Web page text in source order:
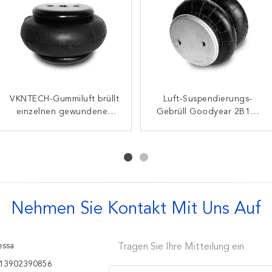
VKNTECH-Gummiluft brüllt
einzelnen gewundenen
Luft-Suspendierungs-
Gebrüll Goodyear 2B12-
Doppelt-gewundene
Luftsäcke des Firestone-
Gas füllte dreifache
gewundene Luft-Bälge
Nehmen Sie Kontakt Mit Uns Auf
Tragen Sie Ihre Mitteilung ein